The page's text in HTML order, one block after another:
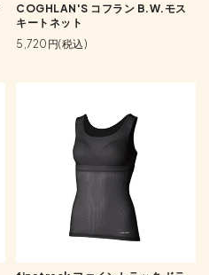
COGHLAN'S コフラン B.W.モス
キートネット
5,720円(税込)